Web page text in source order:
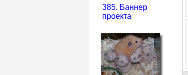
385. Баннер
проекта